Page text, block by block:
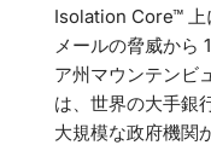
Isolation Core™ 上
メールの脅威から
ア州マウンテンビ
は、世界の大手銀
大規模な政府機関